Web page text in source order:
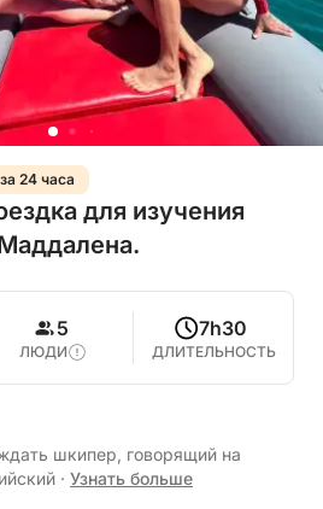
24 часа
для изучения
5
ЛЮДИ
7h30
ДЛИТЕЛЬНОСТЬ
шкипер, говорящий на
· Узнать больше